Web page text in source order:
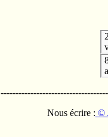
Nous écrire : ©